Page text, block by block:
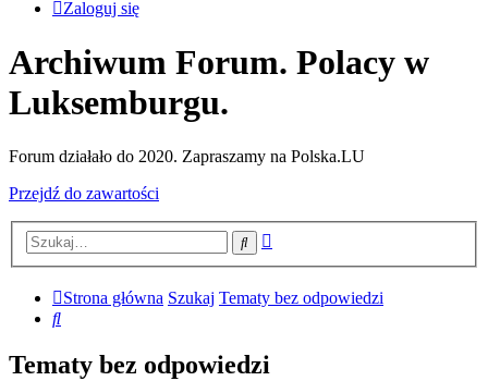
Zaloguj się
Archiwum Forum. Polacy w
Luksemburgu.
Forum działało do 2020. Zapraszamy na Polska.LU
Przejdź do zawartości
Szukaj
Strona główna Szukaj Tematy bez odpowiedzi
Szukaj
Tematy bez odpowiedzi